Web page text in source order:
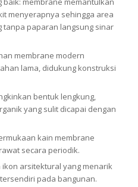
menyerapnya sehingga area
paparan langsung sinar
membrane modern
lama, didukung konstruksi
bentuk lengkung,
yang sulit dicapai dengan
kain membrane
secara periodik.
arsitektural yang menarik
pada bangunan.